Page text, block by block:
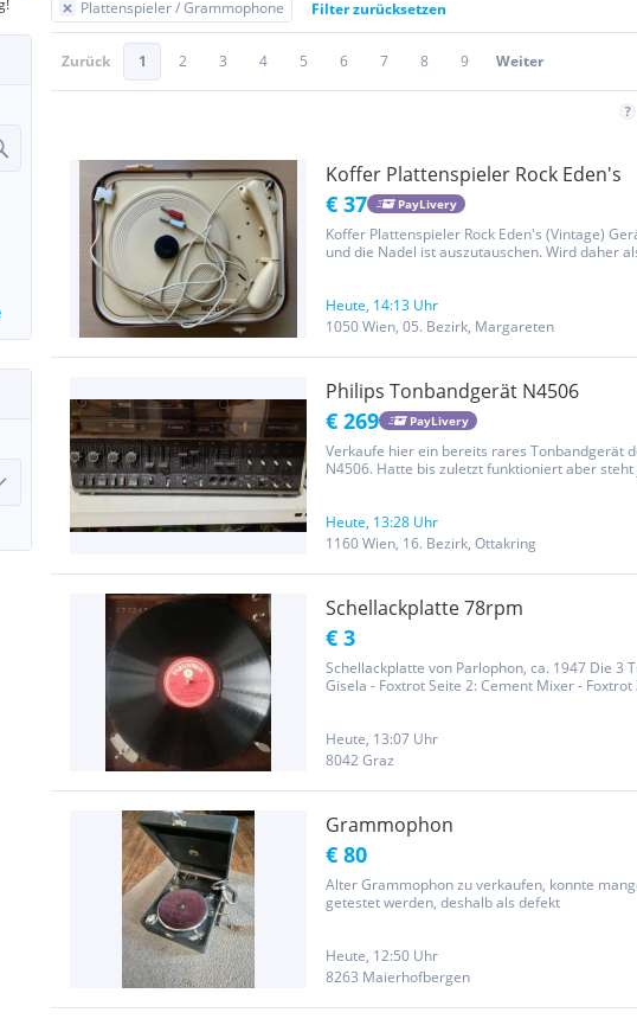
Plattenspieler / Grammophone Filter zurücksetzen
Zurück 1 2 3 4 5 6 7 8 9 Weiter
Koffer Plattenspieler Rock Eden's
€ 37 PayLivery
Koffer Plattenspieler Rock Eden's (Vintage)
und die Nadel ist auszutauschen. Wird daher
Heute, 14:13 Uhr
1050 Wien, 05. Bezirk, Margareten
Philips Tonbandgerät N4506
€ 269 PayLivery
Verkaufe hier ein bereits rares Tonbandgerät
N4506. Hatte bis zuletzt funktioniert aber steht
Heute, 13:28 Uhr
1160 Wien, 16. Bezirk, Ottakring
Schellackplatte 78rpm
€ 3
Schellackplatte von Parlophon, ca. 1947 Die 3
Gisela - Foxtrot Seite 2: Cement Mixer - Foxtrot
Heute, 13:07 Uhr
8042 Graz
Grammophon
€ 80
Alter Grammophon zu verkaufen, konnte
getestet werden, deshalb als defekt
Heute, 12:50 Uhr
8263 Maierhofbergen